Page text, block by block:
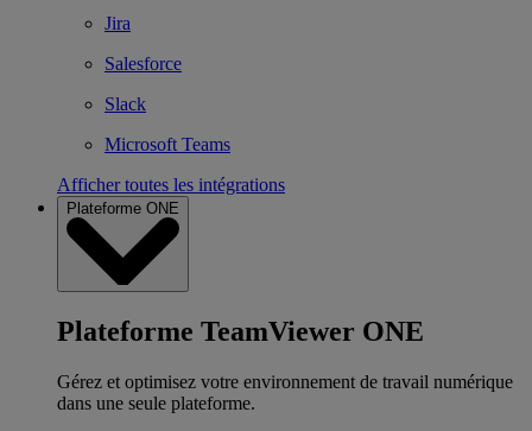
Jira
Salesforce
Slack
Microsoft Teams
Afficher toutes les intégrations
Plateforme ONE
Plateforme TeamViewer ONE
Gérez et optimisez votre environnement de travail numérique
dans une seule plateforme.